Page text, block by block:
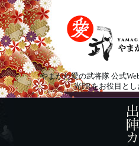
やまがた愛の武将隊 公式
光PRをお役目とし